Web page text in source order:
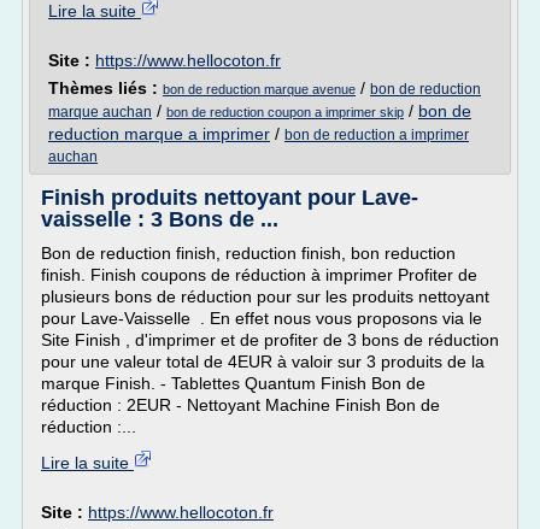
Lire la suite
Site : https://www.hellocoton.fr
Thèmes liés : bon de reduction marque avenue / bon de reduction
marque auchan / bon de reduction coupon a imprimer skip / bon de
reduction marque a imprimer / bon de reduction a imprimer
auchan
Finish produits nettoyant pour Lave-
vaisselle : 3 Bons de ...
Bon de reduction finish, reduction finish, bon reduction
finish. Finish coupons de réduction à imprimer Profiter de
plusieurs bons de réduction pour sur les produits nettoyant
pour Lave-Vaisselle . En effet nous vous proposons via le
Site Finish , d'imprimer et de profiter de 3 bons de réduction
pour une valeur total de 4EUR à valoir sur 3 produits de la
marque Finish. - Tablettes Quantum Finish Bon de
réduction : 2EUR - Nettoyant Machine Finish Bon de
réduction :...
Lire la suite
Site : https://www.hellocoton.fr